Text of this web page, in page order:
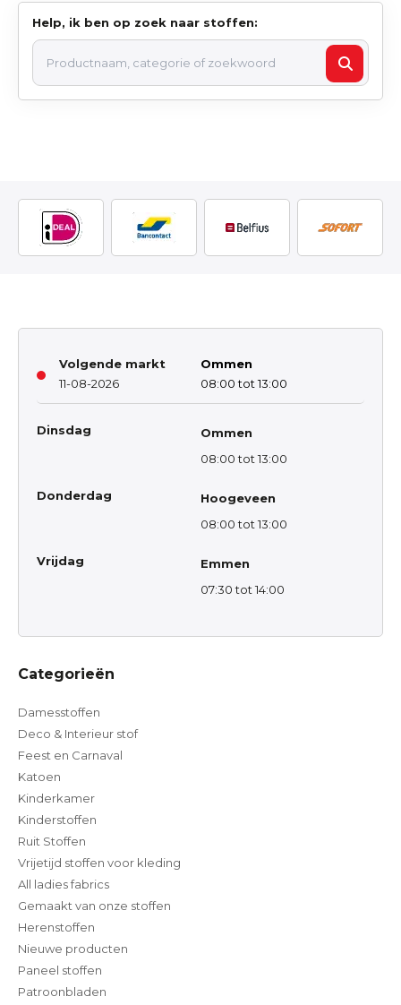
Help, ik ben op zoek naar stoffen:
Volgende markt
11-08-2026
Ommen
08:00 tot 13:00
Dinsdag
Ommen
08:00 tot 13:00
Donderdag
Hoogeveen
08:00 tot 13:00
Vrijdag
Emmen
07:30 tot 14:00
Categorieën
Damesstoffen
Deco & Interieur stof
Feest en Carnaval
Katoen
Kinderkamer
Kinderstoffen
Ruit Stoffen
Vrijetijd stoffen voor kleding
All ladies fabrics
Gemaakt van onze stoffen
Herenstoffen
Nieuwe producten
Paneel stoffen
Patroonbladen